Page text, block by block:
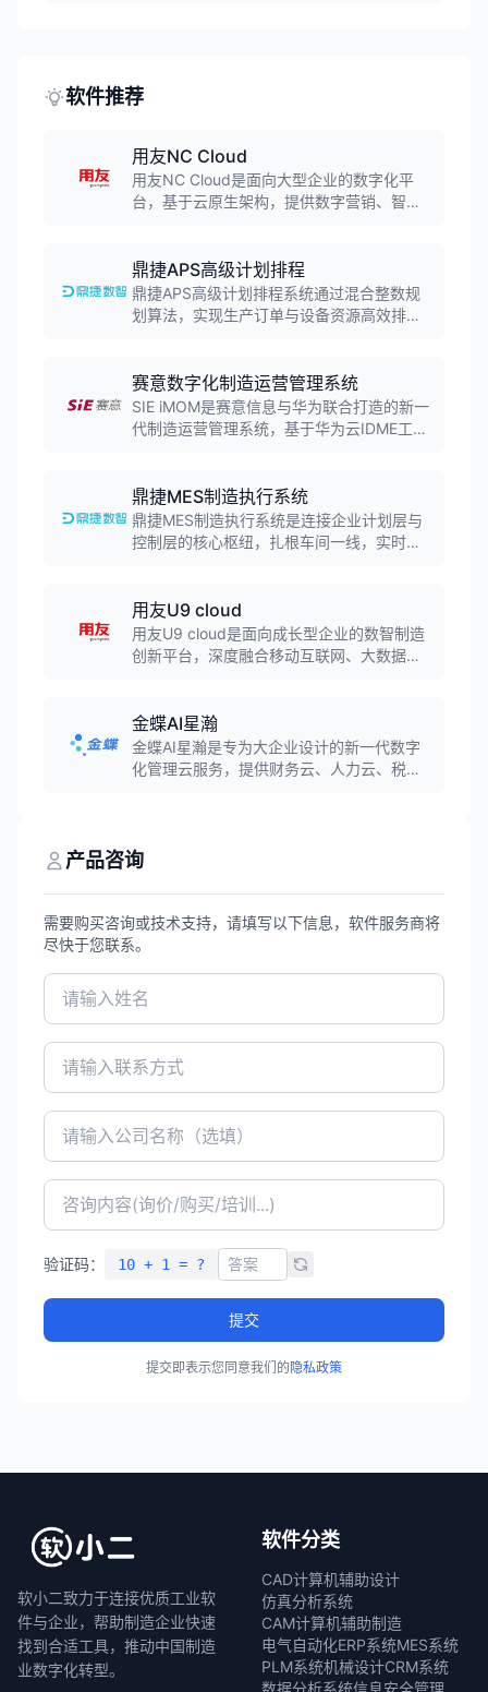
软件推荐
用友NC Cloud
用友NC Cloud是面向大型企业的数字化平
台，基于云原生架构，提供数字营销、智能
转型。
鼎捷APS高级计划排程
鼎捷APS高级计划排程系统通过混合整数规
划算法，实现生产订单与设备资源高效排
产计划。支持快速响应紧急插单需求，优化
设备与人力配置，提升订单履约效率。
赛意数字化制造运营管理系统
SIE iMOM是赛意信息与华为联合打造的新一
代制造运营管理系统，基于华为云IDME工业
面向集团化、全球化供应链的数字化竞争
力。
鼎捷MES制造执行系统
鼎捷MES制造执行系统是连接企业计划层与
控制层的核心枢纽，扎根车间一线，实时采
可与ERP无缝整合，打造高效、精益、可视
化车间，实现集成化车间管理。
用友U9 cloud
用友U9 cloud是面向成长型企业的数智制造
创新平台，深度融合移动互联网、大数据、
产智能化、管控精细化。
金蝶AI星瀚
金蝶AI星瀚是专为大企业设计的新一代数字
化管理云服务，提供财务云、人力云、税务
理重构。
产品咨询
需要购买咨询或技术支持，请填写以下信息，软件服务商将
尽快于您联系。
验证码： 10 + 1 = ?
提交
提交即表示您同意我们的隐私政策
软小二致力于连接优质工业软
件与企业，帮助制造企业快速
找到合适工具，推动中国制造
业数字化转型。
软件分类
CAD计算机辅助设计
仿真分析系统
CAM计算机辅助制造
电气自动化ERP系统MES系统
PLM系统机械设计CRM系统
数据分析系统信息安全管理